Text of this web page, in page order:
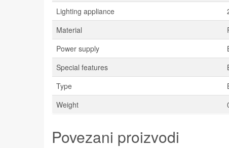
Lighting appliance
Material
Power supply
Special features
Type
Weight
Povezani proizvodi